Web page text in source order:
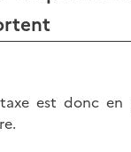
est donc